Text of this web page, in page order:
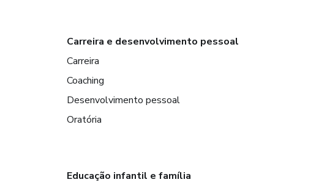
Carreira e desenvolvimento pessoal
Carreira
Coaching
Desenvolvimento pessoal
Oratória
Educação infantil e família